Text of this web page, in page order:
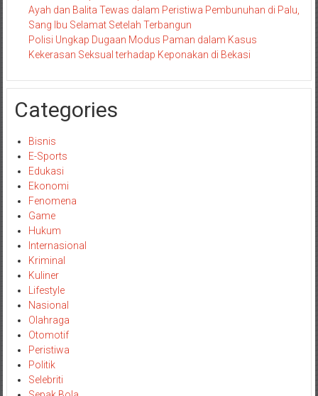
Ayah dan Balita Tewas dalam Peristiwa Pembunuhan di Palu,
Sang Ibu Selamat Setelah Terbangun
Polisi Ungkap Dugaan Modus Paman dalam Kasus
Kekerasan Seksual terhadap Keponakan di Bekasi
Categories
Bisnis
E-Sports
Edukasi
Ekonomi
Fenomena
Game
Hukum
Internasional
Kriminal
Kuliner
Lifestyle
Nasional
Olahraga
Otomotif
Peristiwa
Politik
Selebriti